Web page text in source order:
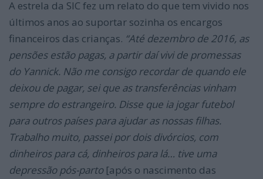
A estrela da SIC fez um relato do que tem vivido nos
últimos anos ao suportar sozinha os encargos
financeiros das crianças. “Até dezembro de 2016, as
pensões estão pagas, a partir daí vivi de promessas
do Yannick. Não me consigo recordar de quando ele
deixou de pagar, sei que as transferências vinham
sempre do estrangeiro. Disse que ia jogar futebol
para outros países para ajudar as nossas filhas.
Trabalho muito, passei por dois divórcios, com
dinheiros para cá, dinheiros para lá… tive uma
depressão pós-parto[após o nascimento das